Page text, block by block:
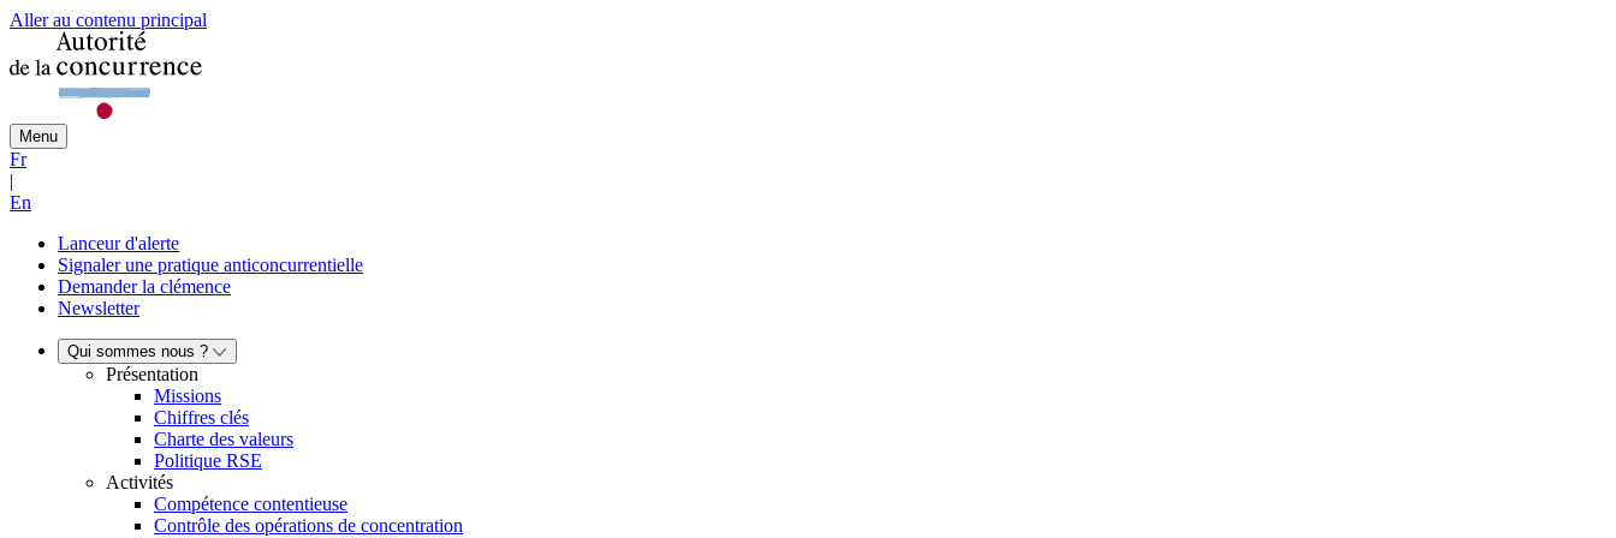
Aller au contenu principal
Menu
Fr
|
En
Lanceur d'alerte
Signaler une pratique anticoncurrentielle
Demander la clémence
Newsletter
Qui sommes nous ?
Présentation
Missions
Chiffres clés
Charte des valeurs
Politique RSE
Activités
Compétence contentieuse
Contrôle des opérations de concentration